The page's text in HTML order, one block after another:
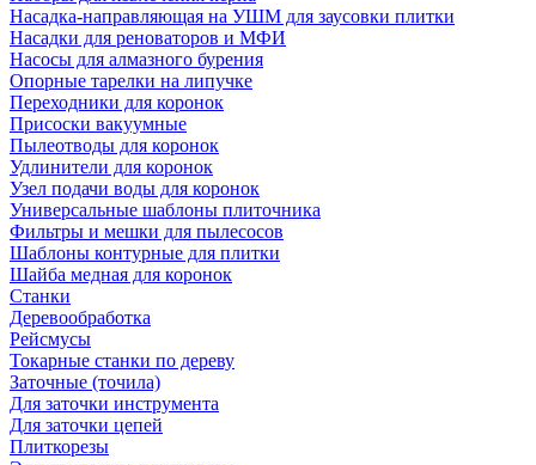
Насадка-направляющая на УШМ для заусовки плитки
Насадки для реноваторов и МФИ
Насосы для алмазного бурения
Опорные тарелки на липучке
Переходники для коронок
Присоски вакуумные
Пылеотводы для коронок
Удлинители для коронок
Узел подачи воды для коронок
Универсальные шаблоны плиточника
Фильтры и мешки для пылесосов
Шаблоны контурные для плитки
Шайба медная для коронок
Станки
Деревообработка
Рейсмусы
Токарные станки по дереву
Заточные (точила)
Для заточки инструмента
Для заточки цепей
Плиткорезы